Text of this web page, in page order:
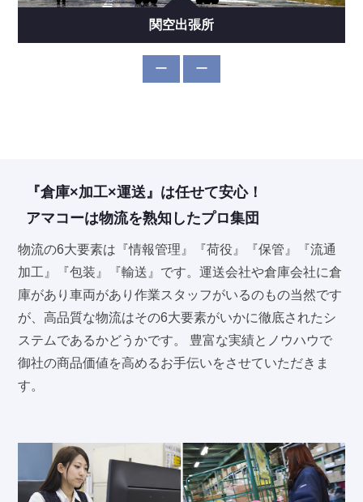
関空出張所
ー ー
『倉庫×加工×運送』は任せて安心！
アマコーは物流を熟知したプロ集団
物流の6大要素は『情報管理』『荷役』『保管』『流通
加工』『包装』『輸送』です。運送会社や倉庫会社に倉
庫があり車両があり作業スタッフがいるのもの当然です
が、高品質な物流はその6大要素がいかに徹底されたシ
ステムであるかどうかです。 豊富な実績とノウハウで
御社の商品価値を高めるお手伝いをさせていただきま
す。